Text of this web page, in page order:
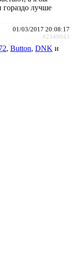
гораздо лучше
01/03/2017 20:08:17
#2349043
, Button, DNK и